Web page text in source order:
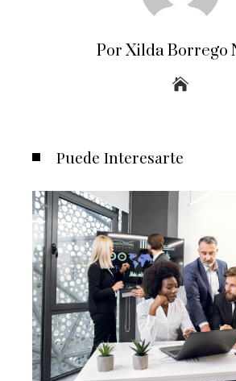
Por Xilda Borrego
Puede Interesarte